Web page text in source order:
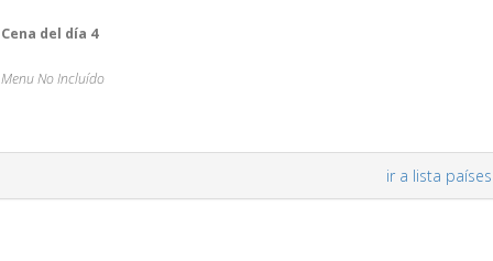
Cena del día 4
Menu No Incluído
ir a lista países